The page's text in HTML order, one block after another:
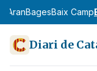
AranBagesBaix Camp
Diari de